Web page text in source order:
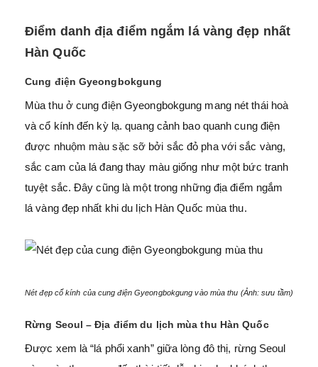
Điểm danh địa điểm ngắm lá vàng đẹp nhất
Hàn Quốc
Cung điện Gyeongbokgung
Mùa thu ở cung điện Gyeongbokgung mang nét thái hoà
và cổ kính đến kỳ lạ. quang cảnh bao quanh cung điện
được nhuộm màu sặc sỡ bởi sắc đỏ pha với sắc vàng,
sắc cam của lá đang thay màu giống như một bức tranh
tuyệt sắc. Đây cũng là một trong những địa điểm ngắm
lá vàng đẹp nhất khi du lịch Hàn Quốc mùa thu.
Nét đẹp cổ kính của cung điện Gyeongbokgung vào mùa thu (Ảnh: sưu tầm)
Rừng Seoul – Địa điểm du lịch mùa thu Hàn Quốc
Được xem là “lá phổi xanh” giữa lòng đô thị, rừng Seoul